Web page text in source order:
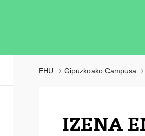
izkutatu azpiorriak
EHU Gipuzkoako Campusa
IZENA